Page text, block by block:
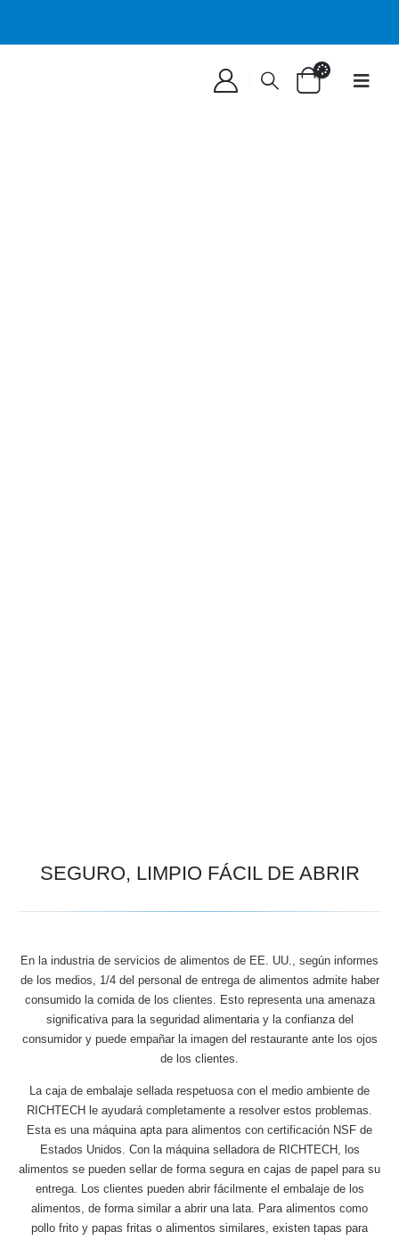
SEGURO, LIMPIO FÁCIL DE ABRIR
En la industria de servicios de alimentos de EE. UU., según informes
de los medios, 1/4 del personal de entrega de alimentos admite haber
consumido la comida de los clientes. Esto representa una amenaza
significativa para la seguridad alimentaria y la confianza del
consumidor y puede empañar la imagen del restaurante ante los ojos
de los clientes.
La caja de embalaje sellada respetuosa con el medio ambiente de
RICHTECH le ayudará completamente a resolver estos problemas.
Esta es una máquina apta para alimentos con certificación NSF de
Estados Unidos. Con la máquina selladora de RICHTECH, los
alimentos se pueden sellar de forma segura en cajas de papel para su
entrega. Los clientes pueden abrir fácilmente el embalaje de los
alimentos, de forma similar a abrir una lata. Para alimentos como
pollo frito y papas fritas o alimentos similares, existen tapas para